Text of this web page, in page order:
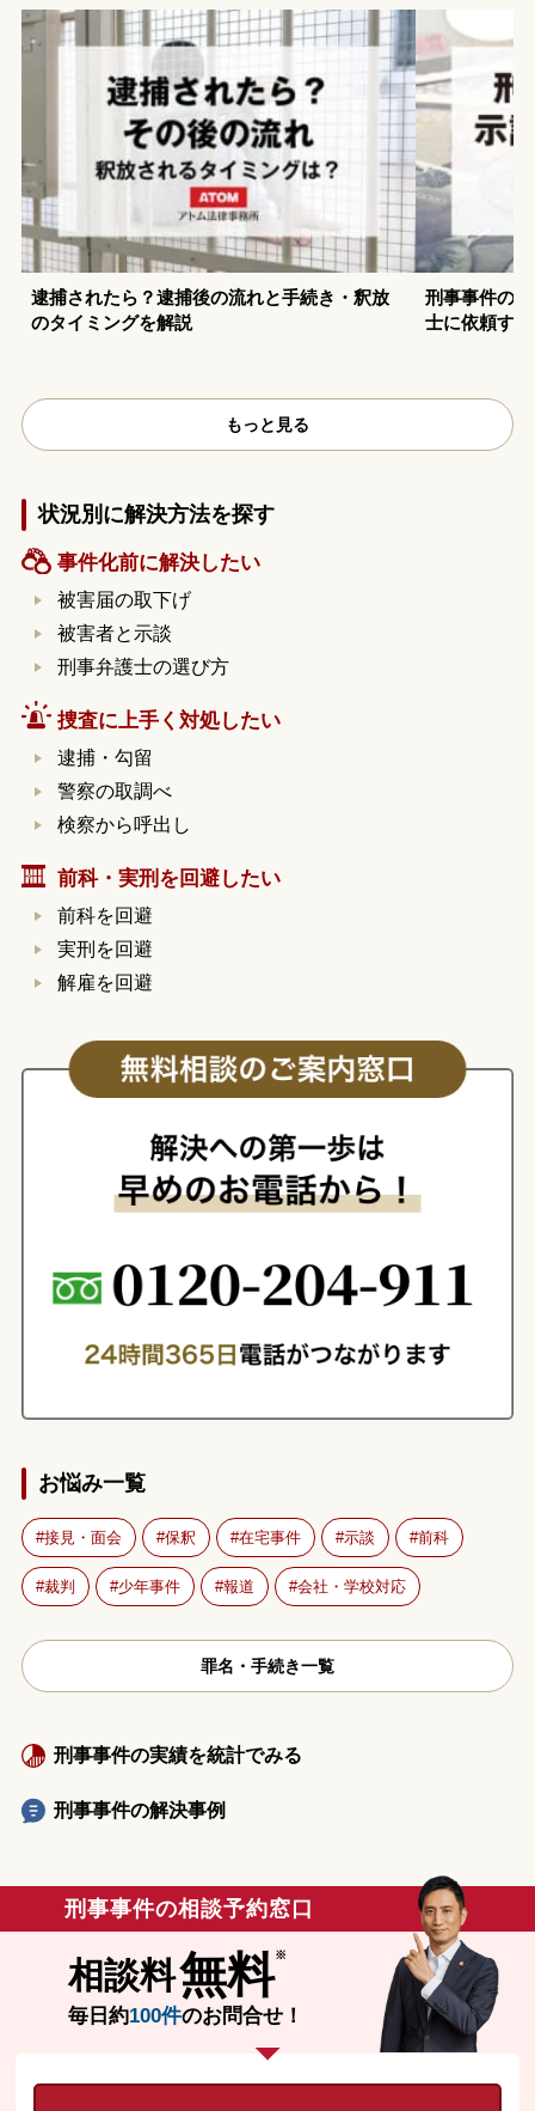
逮捕されたら？逮捕後の流れと手続き・釈放
のタイミングを解説
刑事事件の
士に依頼す
もっと見る
状況別に解決方法を探す
事件化前に解決したい
被害届の取下げ
被害者と示談
刑事弁護士の選び方
捜査に上手く対処したい
逮捕・勾留
警察の取調べ
検察から呼出し
前科・実刑を回避したい
前科を回避
実刑を回避
解雇を回避
お悩み一覧
接見・面会 保釈 在宅事件 示談 前科
裁判 少年事件 報道 会社・学校対応
罪名・手続き一覧
刑事事件の実績を統計でみる
刑事事件の解決事例
刑事事件の相談予約窓口
相談料無料
毎日約100件のお問合せ！